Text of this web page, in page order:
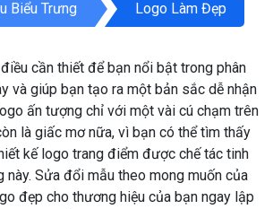
Biểu Trưng Logo Làm Đẹp
cần thiết để bạn nổi bật trong phân
và giúp bạn tạo ra một bản sắc dễ nhận
ấn tượng chỉ với một vài cú chạm trên
là giấc mơ nữa, vì bạn có thể tìm thấy
kế logo trang điểm được chế tác tinh
này. Sửa đổi mẫu theo mong muốn của
đẹp cho thương hiệu của bạn ngay lập